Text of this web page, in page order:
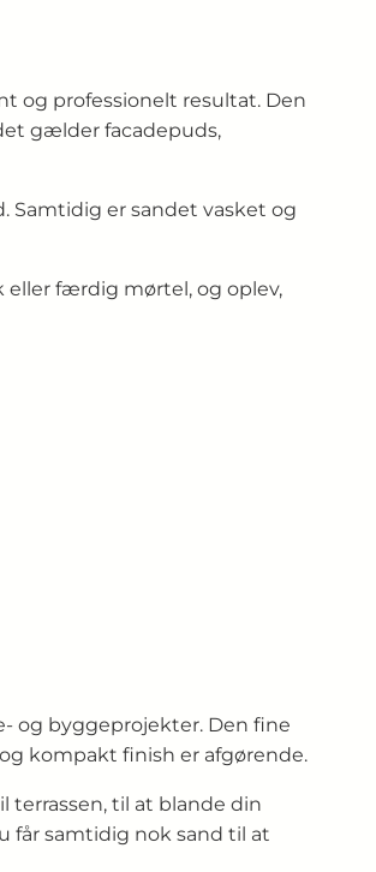
og professionelt resultat. Den
gælder facadepuds,
Samtidig er sandet vasket og
eller færdig mørtel, og oplev,
og byggeprojekter. Den fine
kompakt finish er afgørende.
til at blande din
får samtidig nok sand til at